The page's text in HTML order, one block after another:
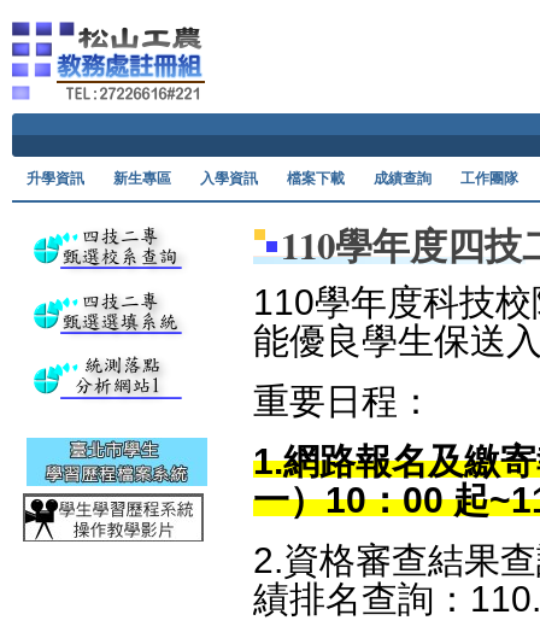
升學資訊 新生專區 入學資訊 檔案下載 成績查詢 工作團隊
110學年度四
110學年度科技
能優良學生保送
重要日程：
1.網路報名及繳
一）10：00 起
2.資格審查結果
績排名查詢：